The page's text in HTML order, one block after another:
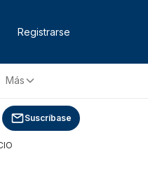
Registrarse
Más
Suscríbase